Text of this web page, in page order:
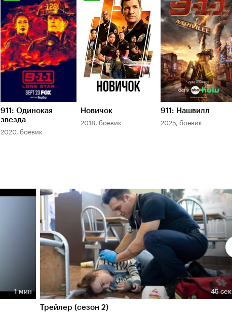
Кинопоиска
7.6
911: Одинокая
звезда
2020, боевик
Кинопоиска
8.4
Новичок
2018, боевик
Кинопоиска
6.8
911: Нашвилл
2025, боевик
1 мин
Длительность 45 сек
45 сек
Трейлер (сезон 2)